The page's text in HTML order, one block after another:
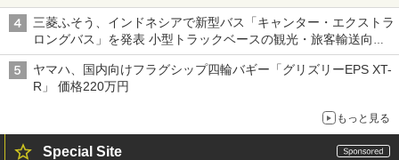
三菱ふそう、インドネシアで新型バス「キャンター・エクストラ
ロングバス」を発表 小型トラックベースの観光・旅客輸送向け
バス
ヤマハ、国内向けフラグシップ四輪バギー「グリズリーEPS XT-
R」 価格220万円
もっと見る
Special Site